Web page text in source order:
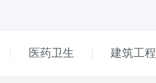
课程
医药卫生 建筑工程